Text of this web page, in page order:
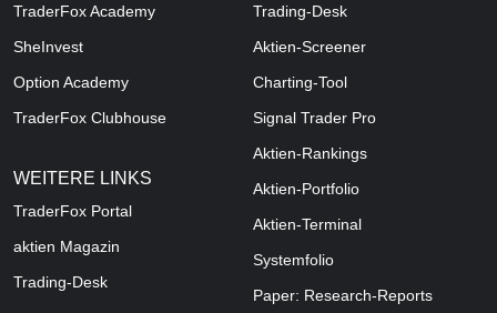
TraderFox Academy
SheInvest
Option Academy
TraderFox Clubhouse
WEITERE LINKS
TraderFox Portal
aktien Magazin
Trading-Desk
Trading-Desk
Aktien-Screener
Charting-Tool
Signal Trader Pro
Aktien-Rankings
Aktien-Portfolio
Aktien-Terminal
Systemfolio
Paper: Research-Reports